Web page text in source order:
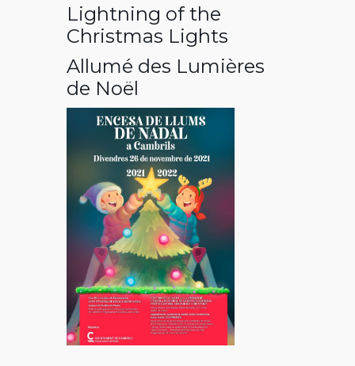
Lightning of the
Christmas Lights
Allumé des Lumières
de Noël